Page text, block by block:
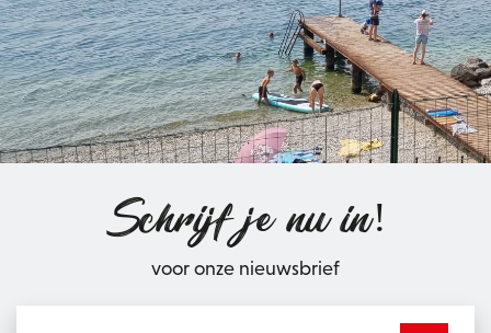
Schrijf je nu in!
voor onze nieuwsbrief